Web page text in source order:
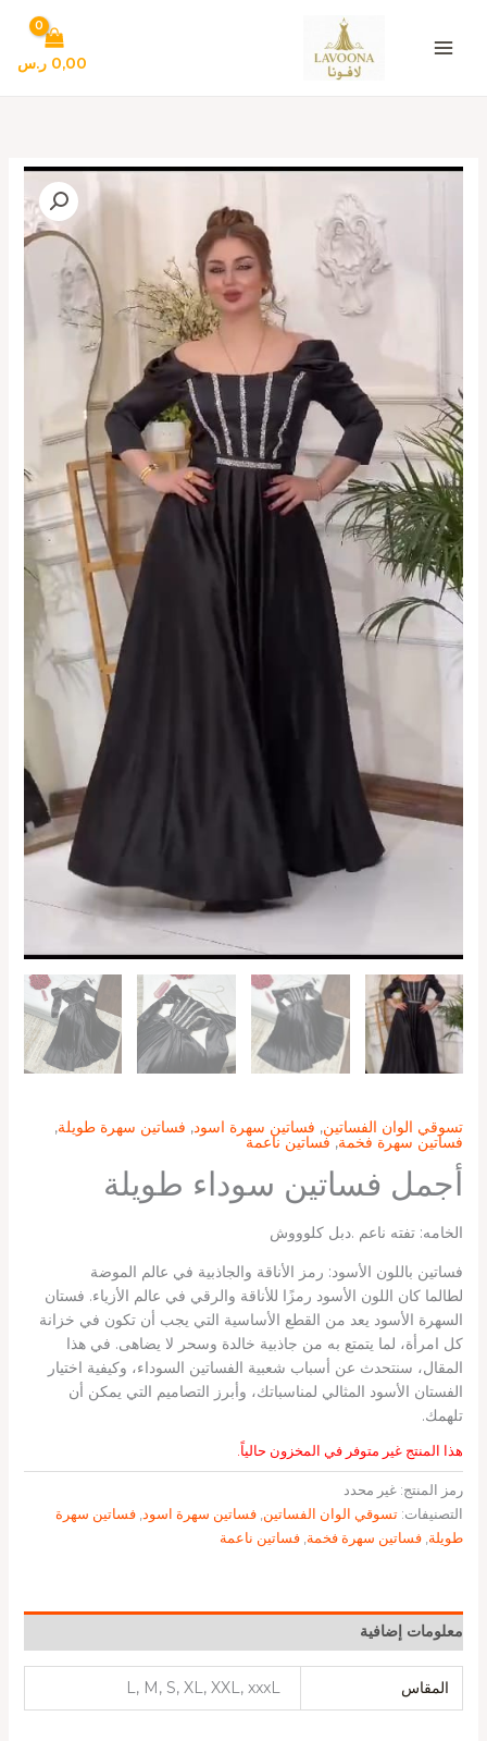
المحتوى
0,00 ر.س
تسوقي الوان الفساتين, فساتين سهرة اسود, فساتين سهرة طويلة,
فساتين سهرة فخمة,فساتين ناعمة
أجمل فساتين سوداء طويلة
الخامه: تفته ناعم .دبل كلوووش
فساتين باللون الأسود: رمز الأناقة والجاذبية في عالم الموضة
لطالما كان اللون الأسود رمزًا للأناقة والرقي في عالم الأزياء. فستان
السهرة الأسود يعد من القطع الأساسية التي يجب أن تكون في خزانة
كل امرأة، لما يتمتع به من جاذبية خالدة وسحر لا يضاهى. في هذا
المقال، سنتحدث عن أسباب شعبية الفساتين السوداء، وكيفية اختيار
الفستان الأسود المثالي لمناسباتك، وأبرز التصاميم التي يمكن أن
تلهمك.
هذا المنتج غير متوفر في المخزون حالياً.
رمز المنتج: غير محدد
التصنيفات: تسوقي الوان الفساتين, فساتين سهرة اسود, فساتين سهرة
طويلة, فساتين سهرة فخمة, فساتين ناعمة
معلومات إضافية
المقاس L, M, S, XL, XXL, xxxL